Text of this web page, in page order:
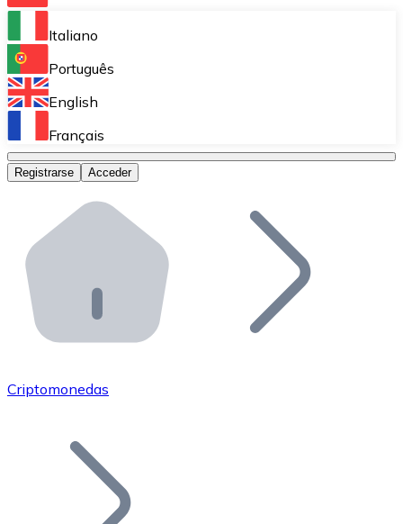
Bitnovo Ramp
Integra nuestra solución en tu plataforma.
Bitnovo Giftcards
Bitnovo OTC
Bitnovo ATM
Integra un ATM Bitnovo en tu negocio y permite que
Bitnovo API
Integra nuestra API en tu ecosistema.
Únete a nuestra red de distribuidores.
Añade tu proyecto a nuestro ecosistema.
Italiano
Português
English
Français
Registrarse Acceder
Criptomonedas